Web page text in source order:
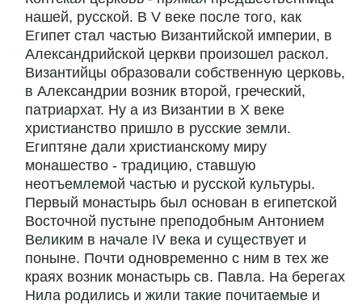
нашей, русской. В V веке после того, как
Египет стал частью Византийской империи, в
Александрийской церкви произошел раскол.
Византийцы образовали собственную церковь,
в Александрии возник второй, греческий,
патриархат. Ну а из Византии в X веке
христианство пришло в русские земли.
Египтяне дали христианскому миру
монашество - традицию, ставшую
неотъемлемой частью и русской культуры.
Первый монастырь был основан в египетской
Восточной пустыне преподобным Антонием
Великим в начале IV века и существует и
поныне. Почти одновременно с ним в тех же
краях возник монастырь св. Павла. На берегах
Нила родились и жили такие почитаемые и